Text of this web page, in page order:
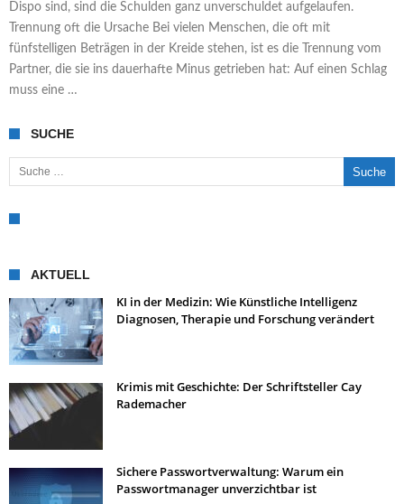
Dispo sind, sind die Schulden ganz unverschuldet aufgelaufen.
Trennung oft die Ursache Bei vielen Menschen, die oft mit
fünfstelligen Beträgen in der Kreide stehen, ist es die Trennung vom
Partner, die sie ins dauerhafte Minus getrieben hat: Auf einen Schlag
muss eine …
SUCHE
Suche nach:
AKTUELL
KI in der Medizin: Wie Künstliche Intelligenz
Diagnosen, Therapie und Forschung verändert
Krimis mit Geschichte: Der Schriftsteller Cay
Rademacher
Sichere Passwortverwaltung: Warum ein
Passwortmanager unverzichtbar ist